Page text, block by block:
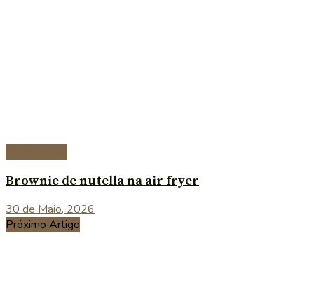
Brownie de nutella na air fryer
30 de Maio, 2026
Próximo Artigo